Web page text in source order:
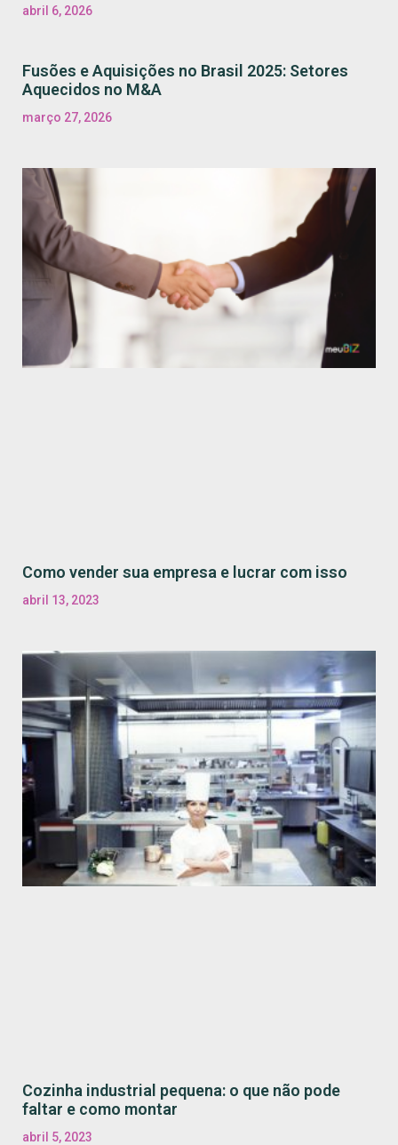
abril 6, 2026
Fusões e Aquisições no Brasil 2025: Setores
Aquecidos no M&A
março 27, 2026
Como vender sua empresa e lucrar com isso
abril 13, 2023
Cozinha industrial pequena: o que não pode
faltar e como montar
abril 5, 2023